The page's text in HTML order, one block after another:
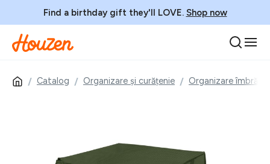
Find a birthday gift they'll LOVE. Shop now
Catalog Organizare și curățenie Organizare